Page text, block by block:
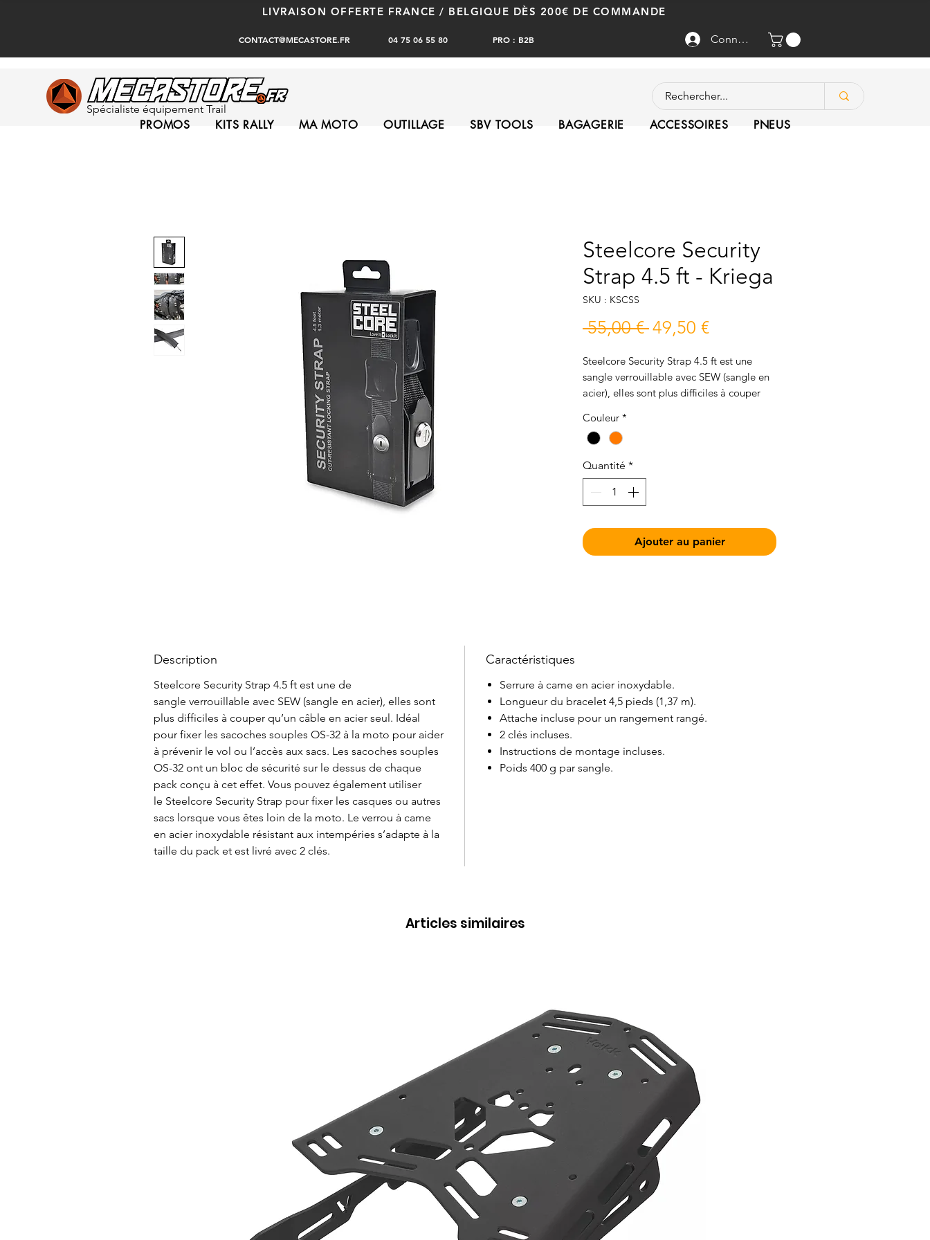
LIVRAISON OFFERTE FRANCE / BELGIQUE DÈS 200€ DE COMMANDE
CONTACT@MECASTORE.FR 04 75 06 55 80 PRO : B2B Connexion
Spécialiste équipement Trail
PROMOS KITS RALLY MA MOTO OUTILLAGE SBV TOOLS BAGAGERIE ACCESSOIRES PNEUS
Steelcore Security
Strap 4.5 ft - Kriega
SKU : KSCSS
55,00 € Prix
49,50 €Prix
Steelcore Security Strap 4.5 ft est une
sangle verrouillable avec SEW (sangle en
acier), elles sont plus difficiles à couper
Couleur *
Quantité *
Ajouter au panier
Description
Steelcore Security Strap 4.5 ft est une de
sangle verrouillable avec SEW (sangle en acier), elles sont
plus difficiles à couper qu’un câble en acier seul. Idéal
pour fixer les sacoches souples OS-32 à la moto pour aider
à prévenir le vol ou l’accès aux sacs. Les sacoches souples
OS-32 ont un bloc de sécurité sur le dessus de chaque
pack conçu à cet effet. Vous pouvez également utiliser
le Steelcore Security Strap pour fixer les casques ou autres
sacs lorsque vous êtes loin de la moto. Le verrou à came
en acier inoxydable résistant aux intempéries s’adapte à la
taille du pack et est livré avec 2 clés.
Caractéristiques
Serrure à came en acier inoxydable.
Longueur du bracelet 4,5 pieds (1,37 m).
Attache incluse pour un rangement rangé.
2 clés incluses.
Instructions de montage incluses.
Poids 400 g par sangle.
Articles similaires